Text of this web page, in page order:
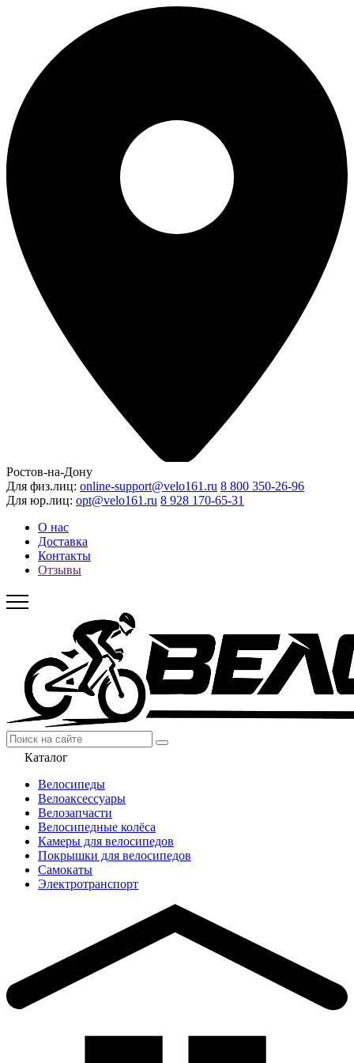
Ростов-на-Дону
Для физ.лиц: online-support@velo161.ru 8 800 350-26-96
Для юр.лиц: opt@velo161.ru 8 928 170-65-31
О нас
Доставка
Контакты
Отзывы
Каталог
Велосипеды
Велоаксессуары
Велозапчасти
Велосипедные колёса
Камеры для велосипедов
Покрышки для велосипедов
Самокаты
Электротранспорт